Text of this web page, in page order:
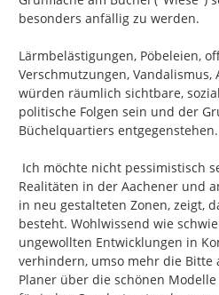
besonders anfällig zu werden.
Lärmbelästigungen, Pöbeleien,
Verschmutzungen,
würden räumlich sichtbare,
politische Folgen sein und der
Büchelquartiers entgegenstehen.
Realitäten in der Aachener und
in neu gestalteten Zonen, zeigt,
besteht. Wohlwissend wie
ungewollten Entwicklungen in
verhindern, umso mehr die Bitte
Planer über die schönen